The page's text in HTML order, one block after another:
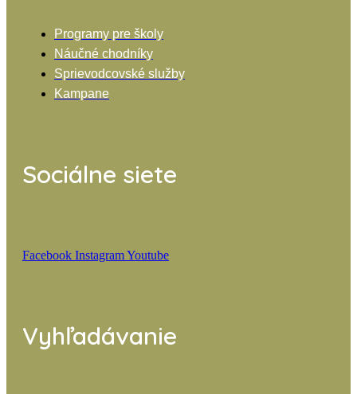
Programy pre školy
Náučné chodníky
Sprievodcovské služby
Kampane
Sociálne siete
Facebook InstagramYoutube
Vyhľadávanie